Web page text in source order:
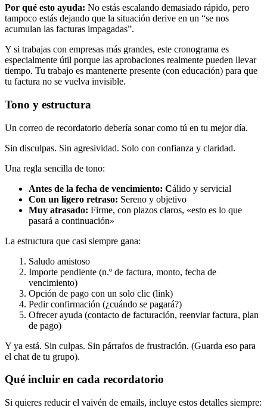
Por qué esto ayuda: No estás escalando demasiado rápido, pero
tampoco estás dejando que la situación derive en un “se nos
acumulan las facturas impagadas”.
Y si trabajas con empresas más grandes, este cronograma es
especialmente útil porque las aprobaciones realmente pueden llevar
tiempo. Tu trabajo es mantenerte presente (con educación) para que
tu factura no se vuelva invisible.
Tono y estructura
Un correo de recordatorio debería sonar como tú en tu mejor día.
Sin disculpas. Sin agresividad. Solo con confianza y claridad.
Una regla sencilla de tono:
Antes de la fecha de vencimiento: Cálido y servicial
Con un ligero retraso: Sereno y objetivo
Muy atrasado: Firme, con plazos claros, «esto es lo que
pasará a continuación»
La estructura que casi siempre gana:
Saludo amistoso
Importe pendiente (n.º de factura, monto, fecha de
vencimiento)
Opción de pago con un solo clic (link)
Pedir confirmación (¿cuándo se pagará?)
Ofrecer ayuda (contacto de facturación, reenviar factura, plan
de pago)
Y ya está. Sin culpas. Sin párrafos de frustración. (Guarda eso para
el chat de tu grupo).
Qué incluir en cada recordatorio
Si quieres reducir el vaivén de emails, incluye estos detalles siempre: